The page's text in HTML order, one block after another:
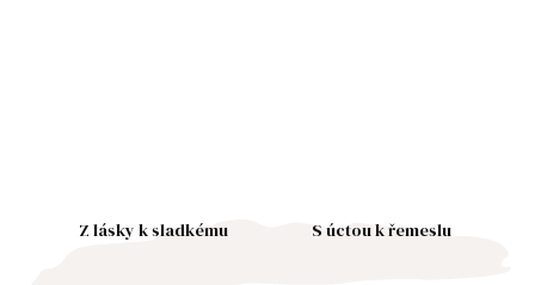
Z lásky k sladkému S úctou k řemeslu